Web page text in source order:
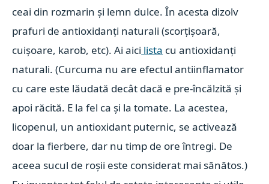
ceai din rozmarin și lemn dulce. În acesta dizolv
prafuri de antioxidanți naturali (scorțișoară,
cuișoare, karob, etc). Ai aici lista cu antioxidanți
naturali. (Curcuma nu are efectul antiinflamator
cu care este lăudată decât dacă e pre-încălzită și
apoi răcită. E la fel ca și la tomate. La acestea,
licopenul, un antioxidant puternic, se activează
doar la fierbere, dar nu timp de ore întregi. De
aceea sucul de roșii este considerat mai sănătos.)